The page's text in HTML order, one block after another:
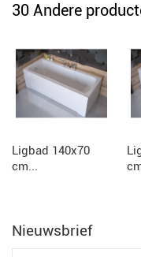
30 Andere
Ligbad 140x70
cm...
Nieuwsbrief